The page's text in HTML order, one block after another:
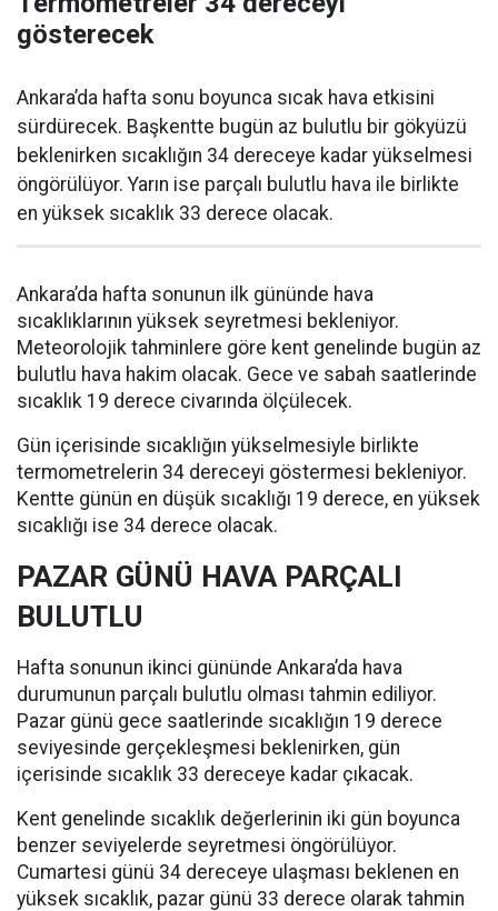
gösterecek
Ankara’da hafta sonu boyunca sıcak hava etkisini
sürdürecek. Başkentte bugün az bulutlu bir gökyüzü
beklenirken sıcaklığın 34 dereceye kadar yükselmesi
öngörülüyor. Yarın ise parçalı bulutlu hava ile birlikte
en yüksek sıcaklık 33 derece olacak.
Ankara’da hafta sonunun ilk gününde hava
sıcaklıklarının yüksek seyretmesi bekleniyor.
Meteorolojik tahminlere göre kent genelinde bugün az
bulutlu hava hakim olacak. Gece ve sabah saatlerinde
sıcaklık 19 derece civarında ölçülecek.
Gün içerisinde sıcaklığın yükselmesiyle birlikte
termometrelerin 34 dereceyi göstermesi bekleniyor.
Kentte günün en düşük sıcaklığı 19 derece, en yüksek
sıcaklığı ise 34 derece olacak.
PAZAR GÜNÜ HAVA PARÇALI
BULUTLU
Hafta sonunun ikinci gününde Ankara’da hava
durumunun parçalı bulutlu olması tahmin ediliyor.
Pazar günü gece saatlerinde sıcaklığın 19 derece
seviyesinde gerçekleşmesi beklenirken, gün
içerisinde sıcaklık 33 dereceye kadar çıkacak.
Kent genelinde sıcaklık değerlerinin iki gün boyunca
benzer seviyelerde seyretmesi öngörülüyor.
Cumartesi günü 34 dereceye ulaşması beklenen en
yüksek sıcaklık, pazar günü 33 derece olarak tahmin